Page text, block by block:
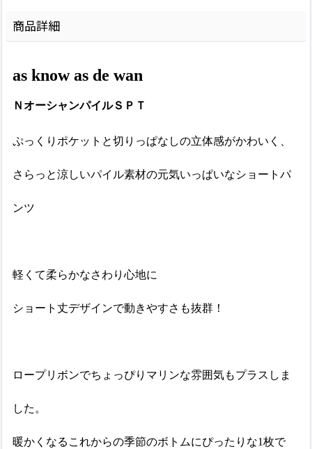
商品詳細
as know as de wan
ＮオーシャンパイルＳＰＴ
ぷっくりポケットと切りっぱなしの立体感がかわいく、
さらっと涼しいパイル素材の元気いっぱいなショートパ
ンツ
軽くて柔らかなさわり心地に
ショート丈デザインで動きやすさも抜群！
ロープリボンでちょっぴりマリンな雰囲気もプラスしま
した。
暖かくなるこれからの季節のボトムにぴったりな1枚で